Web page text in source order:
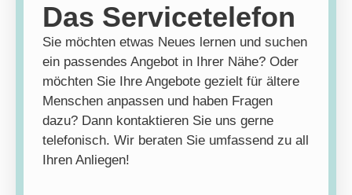
Das Servicetelefon
Sie möchten etwas Neues lernen und suchen
ein passendes Angebot in Ihrer Nähe? Oder
möchten Sie Ihre Angebote gezielt für ältere
Menschen anpassen und haben Fragen
dazu? Dann kontaktieren Sie uns gerne
telefonisch. Wir beraten Sie umfassend zu all
Ihren Anliegen!